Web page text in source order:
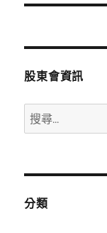
篇
章:
股東會資訊
搜
尋
鍵
分類